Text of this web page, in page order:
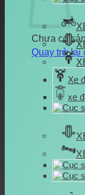
Chưa có
Quay trở lại
Xe
xe